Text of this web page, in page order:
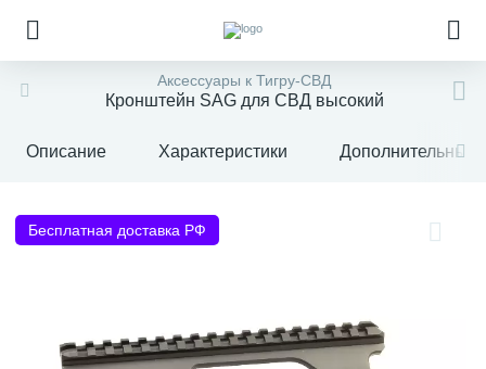
Аксессуары к Тигру-СВД
Кронштейн SAG для СВД высокий
Описание Характеристики Дополнительные
Бесплатная доставка РФ